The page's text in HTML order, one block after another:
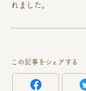
れました。
この記事をシェアする